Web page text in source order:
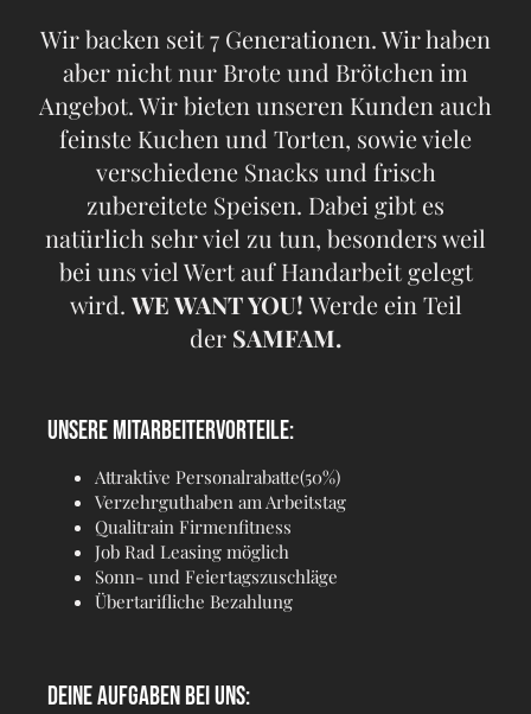
Wir backen seit 7 Generationen. Wir haben
aber nicht nur Brote und Brötchen im
Angebot. Wir bieten unseren Kunden auch
feinste Kuchen und Torten, sowie viele
verschiedene Snacks und frisch
zubereitete Speisen. Dabei gibt es
natürlich sehr viel zu tun, besonders weil
bei uns viel Wert auf Handarbeit gelegt
wird. WE WANT YOU! Werde ein Teil
der SAMFAM.
UNSERE MITARBEITERVORTEILE:
Attraktive Personalrabatte(50%)
Verzehrguthaben am Arbeitstag
Qualitrain Firmenfitness
Job Rad Leasing möglich
Sonn- und Feiertagszuschläge
Übertarifliche Bezahlung
DEINE AUFGABEN BEI UNS: